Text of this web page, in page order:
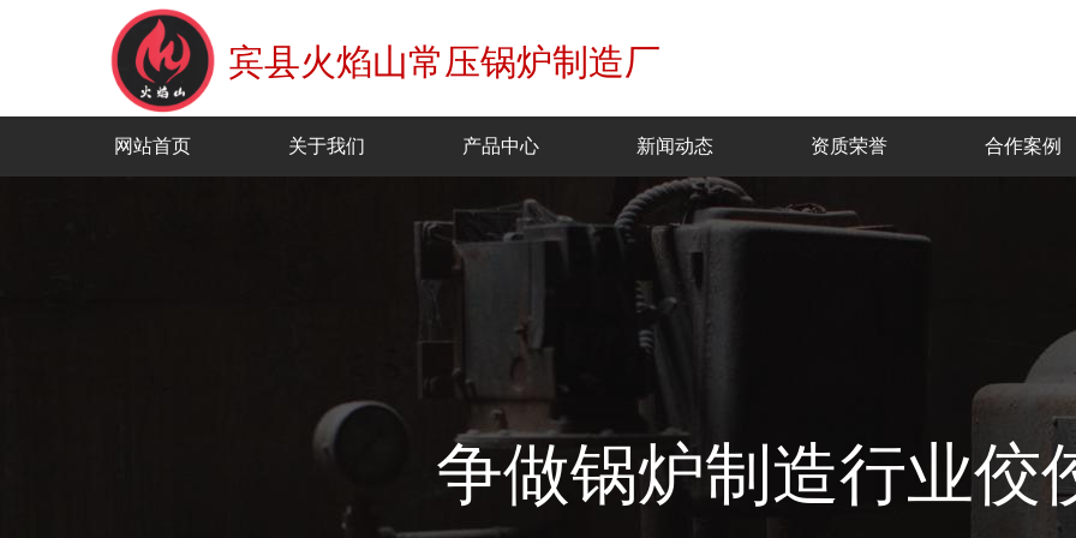
宾县火焰山常压锅炉制造厂
网站首页 关于我们 产品中心 新闻动态 资质荣誉 合作案例
争做锅炉制造行业佼